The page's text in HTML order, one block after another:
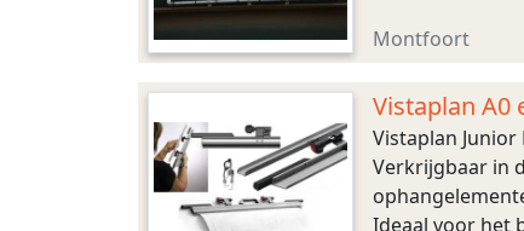
Montfoort
Vistaplan A0
Vistaplan
Verkrijgbaar in
Ideaal voor het